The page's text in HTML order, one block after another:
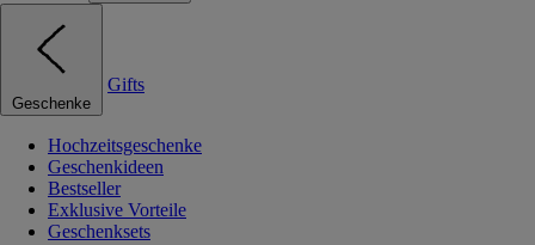
Geschenke
Gifts
Hochzeitsgeschenke
Geschenkideen
Bestseller
Exklusive Vorteile
Geschenksets